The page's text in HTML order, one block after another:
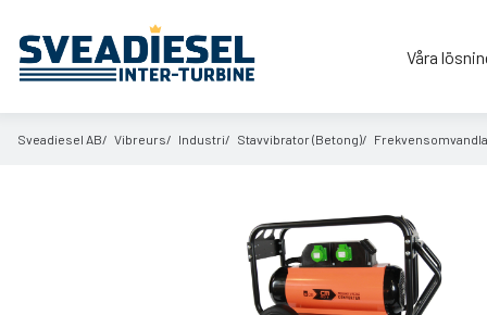
Våra
Sveadiesel AB Vibreurs Industri Stavvibrator (Betong)